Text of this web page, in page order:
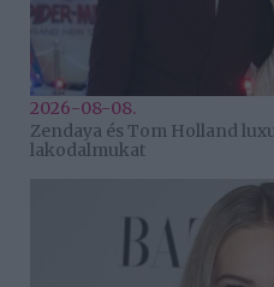
2026-08-08.
Zendaya és Tom Holland
lakodalmukat